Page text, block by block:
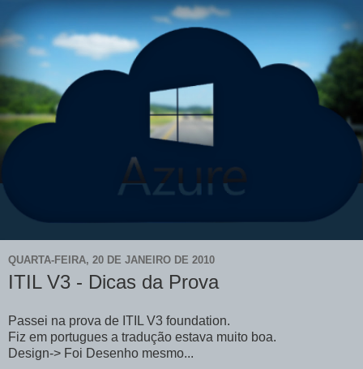
QUARTA-FEIRA, 20 DE JANEIRO DE 2010
ITIL V3 - Dicas da Prova
Passei na prova de ITIL V3 foundation.
Fiz em portugues a tradução estava muito boa.
Design-> Foi Desenho mesmo...